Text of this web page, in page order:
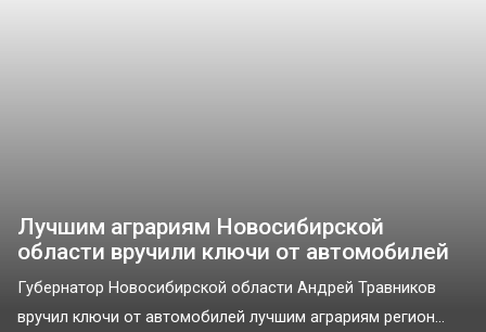
Лучшим аграриям Новосибирской
области вручили ключи от автомобилей
Губернатор Новосибирской области Андрей Травников
вручил ключи от автомобилей лучшим аграриям регион...